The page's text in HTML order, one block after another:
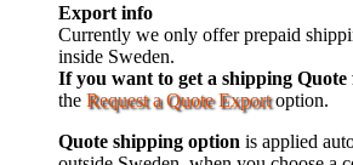
Export info
Currently we only offer prepaid
inside Sweden.
If you want to get a shipping Quote
the Request a Quote Exportoption.
Quote shipping option is applied